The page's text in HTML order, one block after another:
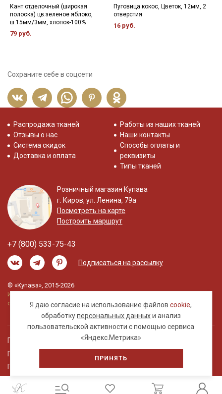
Кант отделочный (широкая
полоска) цв.зеленое яблоко,
ш.15мм/3мм, хлопок-100%
79 руб.
Пуговица кокос, Цветок, 12мм, 2
отверстия
16 руб.
Сохраните себе в соцсети
Я даю согласие на использование файловcookie,
обработкуперсональных данныхи анализ
пользовательской активности с помощью сервиса
«Яндекс.Метрика»
ПРИНЯТЬ
Распродажа тканей
Отзывы о нас
Система скидок
Доставка и оплата
Работы из наших тканей
Наши контакты
Способы оплаты и
реквизиты
Типы тканей
Розничный магазин Купава
г. Киров, ул. Ленина, 79а
Посмотреть на карте
Построить маршрут
+7 (800) 533-75-43
Подписаться на рассылку
© «Купава», 2015-2026
Информация на сайте не является публичной
офертой.
Правовая информация
Политика обработки персональных данных
Пользовательское соглашение